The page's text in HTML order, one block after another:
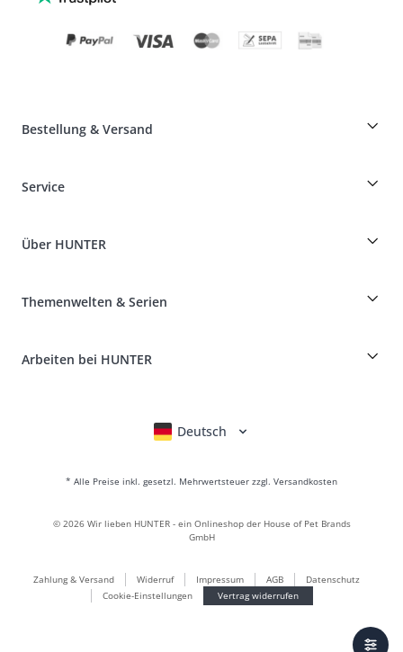
Bestellung & Versand
Specials für Hundeprofis
Informationen zur Lieferung
Produkte reklamieren und zurücksenden
Service
Rassentabelle
Tierkrankenversicherung
Über HUNTER
It*s a family Business
Leder ist unsere Leidenschaft
Themenwelten & Serien
BVB Dortmund
Geschenkewelt
Hundebekleidung
LOVE
Arbeiten bei HUNTER
* Alle Preise inkl. gesetzl. Mehrwertsteuer zzgl. Versandkosten
Deutsch
Zahlung & Versand Widerruf Impressum AGB
Datenschutz
Cookie-Einstellungen
Vertrag widerrufen
© 2026 Wir lieben HUNTER - ein Onlineshop der House of Pet Brands
GmbH